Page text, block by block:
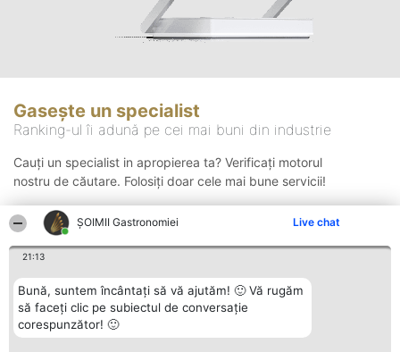
ȘOIMII Gastronomiei Live chat
21:13
Bună, suntem încântați să vă ajutăm! 🙂 Vă rugăm
să faceți clic pe subiectul de conversație
corespunzător! 🙂
Gasește un specialist
Ranking-ul îi adună pe cei mai buni din industrie
Cauți un specialist in apropierea ta? Verificați motorul
nostru de căutare. Folosiți doar cele mai bune servicii!